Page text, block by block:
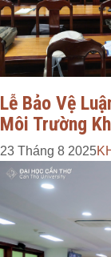
Lễ Bảo Vệ
Môi Trường
23 Tháng 8 2025